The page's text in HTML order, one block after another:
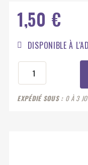
1,50 €
DISPONIBLE À
EXPÉDIÉ SOUS 0 À 3